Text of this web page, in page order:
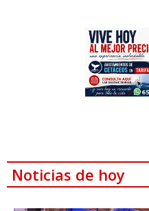
Noticias de hoy